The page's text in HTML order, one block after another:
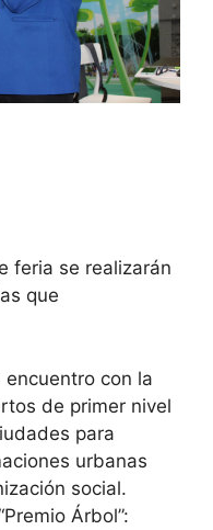
feria se realizarán
que
con la
de primer nivel
para
urbanas
social.
Árbol”: